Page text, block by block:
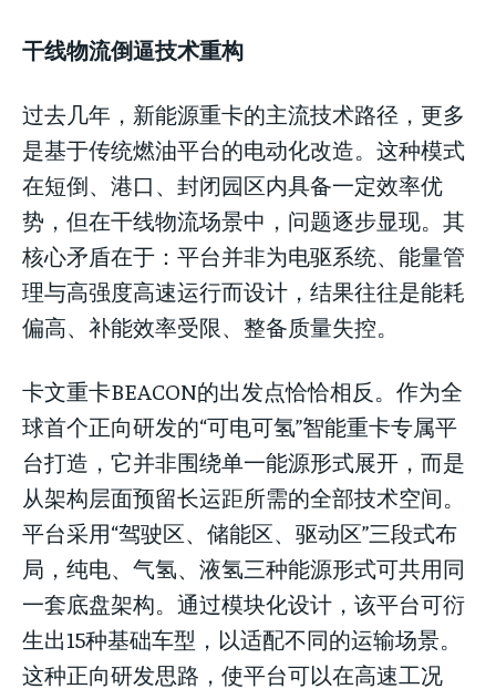
干线物流倒逼技术重构
过去几年，新能源重卡的主流技术路径，更多
是基于传统燃油平台的电动化改造。这种模式
在短倒、港口、封闭园区内具备一定效率优
势，但在干线物流场景中，问题逐步显现。其
核心矛盾在于：平台并非为电驱系统、能量管
理与高强度高速运行而设计，结果往往是能耗
偏高、补能效率受限、整备质量失控。
卡文重卡BEACON的出发点恰恰相反。作为全
球首个正向研发的“可电可氢”智能重卡专属平
台打造，它并非围绕单一能源形式展开，而是
从架构层面预留长运距所需的全部技术空间。
平台采用“驾驶区、储能区、驱动区”三段式布
局，纯电、气氢、液氢三种能源形式可共用同
一套底盘架构。通过模块化设计，该平台可衍
生出15种基础车型，以适配不同的运输场景。
这种正向研发思路，使平台可以在高速工况